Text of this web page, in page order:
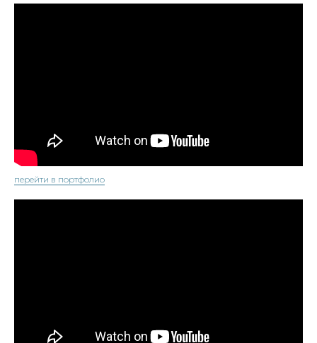
перейти в портфолио